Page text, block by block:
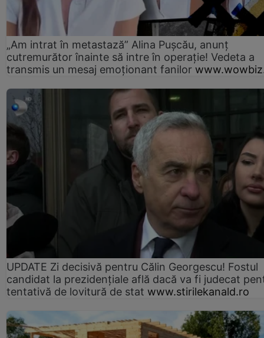
„Am intrat în metastază” Alina Pușcău, anunț
cutremurător înainte să intre în operație! Vedeta a
transmis un mesaj emoționant fanilor
UPDATE Zi decisivă pentru Călin Georgescu! Fostul
candidat la prezidențiale află dacă va fi judecat
tentativă de lovitură de stat www.stirilekanald.ro